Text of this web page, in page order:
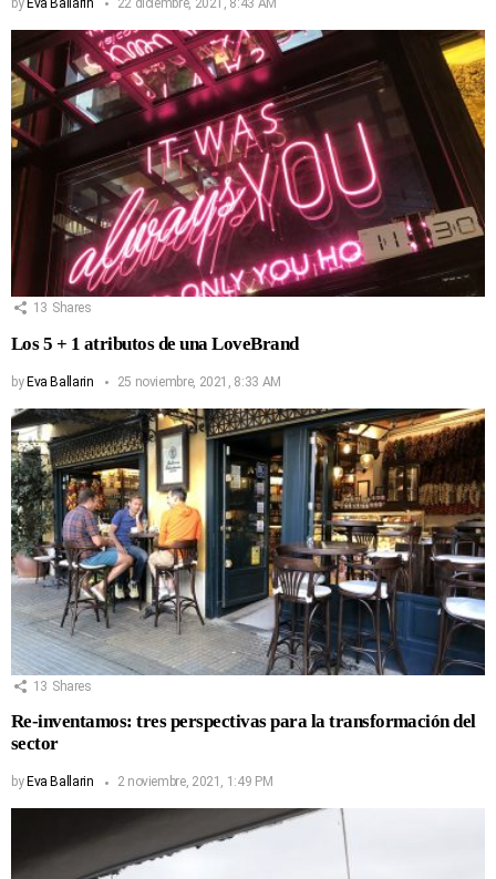
13 Shares
Los 5 + 1 atributos de una LoveBrand
byEva Ballarin 25 noviembre, 2021, 8:33 AM
13 Shares
Re-inventamos: tres perspectivas para la transformación del
sector
by Eva Ballarin 2 noviembre, 2021, 1:49 PM